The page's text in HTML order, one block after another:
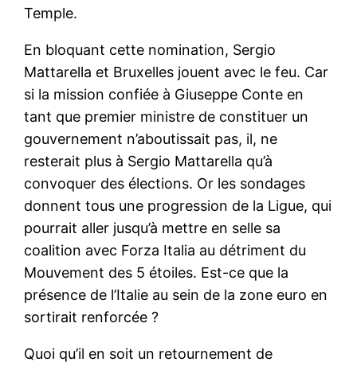
Temple.
En bloquant cette nomination, Sergio
Mattarella et Bruxelles jouent avec le feu. Car
si la mission confiée à Giuseppe Conte en
tant que premier ministre de constituer un
gouvernement n’aboutissait pas, il, ne
resterait plus à Sergio Mattarella qu’à
convoquer des élections. Or les sondages
donnent tous une progression de la Ligue, qui
pourrait aller jusqu’à mettre en selle sa
coalition avec Forza Italia au détriment du
Mouvement des 5 étoiles. Est-ce que la
présence de l’Italie au sein de la zone euro en
sortirait renforcée ?
Quoi qu’il en soit un retournement de